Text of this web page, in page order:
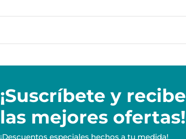
¡Suscríbete y recibe
las mejores ofertas!
¡Descuentos especiales hechos a tu medida!